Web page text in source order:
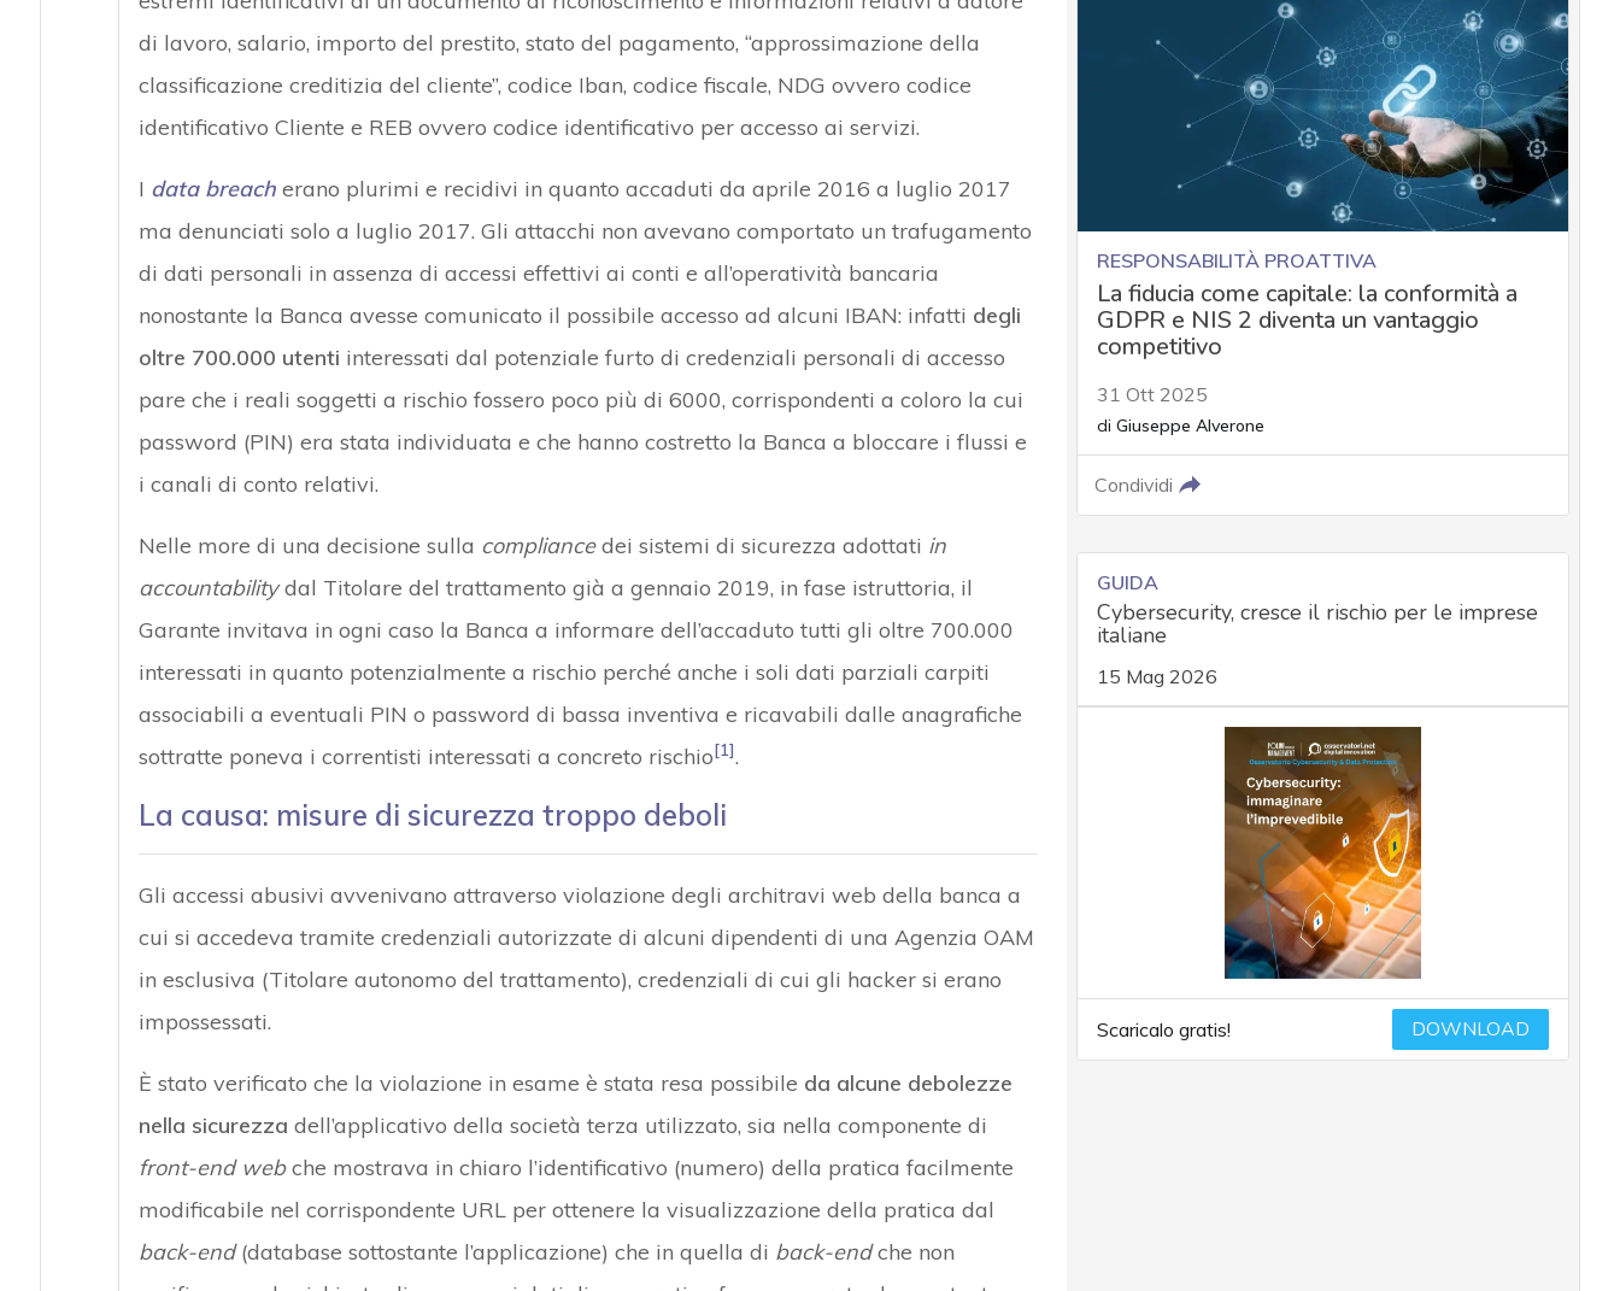
di lavoro, salario, importo del prestito, stato del pagamento, “approssimazione della
classificazione creditizia del cliente”, codice Iban, codice fiscale, NDG ovvero codice
identificativo Cliente e REB ovvero codice identificativo per accesso ai servizi.
I data breacherano plurimi e recidivi in quanto accaduti da aprile 2016 a luglio 2017
ma denunciati solo a luglio 2017. Gli attacchi non avevano comportato un trafugamento
di dati personali in assenza di accessi effettivi ai conti e all’operatività bancaria
nonostante la Banca avesse comunicato il possibile accesso ad alcuni IBAN: infatti degli
oltre 700.000 utenti interessati dal potenziale furto di credenziali personali di accesso
pare che i reali soggetti a rischio fossero poco più di 6000, corrispondenti a coloro la cui
password (PIN) era stata individuata e che hanno costretto la Banca a bloccare i flussi e
i canali di conto relativi.
Nelle more di una decisione sulla compliancedei sistemi di sicurezza adottati in
accountabilitydal Titolare del trattamento già a gennaio 2019, in fase istruttoria, il
Garante invitava in ogni caso la Banca a informare dell’accaduto tutti gli oltre 700.000
interessati in quanto potenzialmente a rischio perché anche i soli dati parziali carpiti
associabili a eventuali PIN o password di bassa inventiva e ricavabili dalle anagrafiche
sottratte poneva i correntisti interessati a concreto rischio[1].
La causa: misure di sicurezza troppo deboli
Gli accessi abusivi avvenivano attraverso violazione degli architravi web della banca a
cui si accedeva tramite credenziali autorizzate di alcuni dipendenti di una Agenzia OAM
in esclusiva (Titolare autonomo del trattamento), credenziali di cui gli hacker si erano
impossessati.
È stato verificato che la violazione in esame è stata resa possibile da alcune debolezze
nella sicurezza dell’applicativo della società terza utilizzato, sia nella componente di
front-end webche mostrava in chiaro l’identificativo (numero) della pratica facilmente
modificabile nel corrispondente URL per ottenere la visualizzazione della pratica dal
back-end(database sottostante l’applicazione) che in quella di back-endche non
RESPONSABILITÀ PROATTIVA
La fiducia come capitale: la conformità a
GDPR e NIS 2 diventa un vantaggio
competitivo
31 Ott 2025
di Giuseppe Alverone
Condividi
GUIDA
Cybersecurity, cresce il rischio per le imprese
italiane
15 Mag 2026
Scaricalo gratis! DOWNLOAD